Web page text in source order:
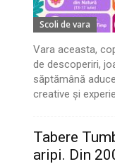
Scoli de vara
Vara aceasta,
de descoperiri,
săptămână
creative și
Tabere
aripi. Din